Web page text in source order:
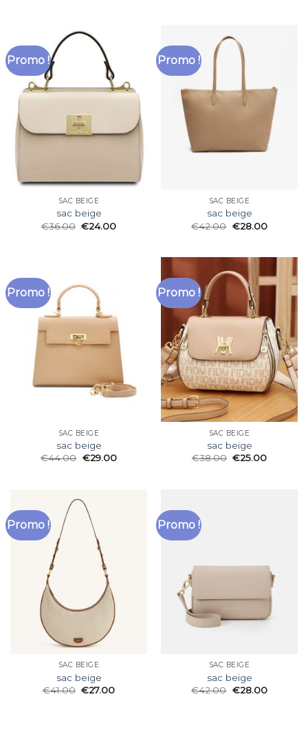
Promo !
SAC BEIGE
sac beige
€36.00 €24.00
Promo !
SAC BEIGE
sac beige
€42.00 €28.00
Promo !
SAC BEIGE
sac beige
€44.00 €29.00
Promo !
SAC BEIGE
sac beige
€38.00 €25.00
Promo !
SAC BEIGE
sac beige
€41.00 €27.00
Promo !
SAC BEIGE
sac beige
€42.00 €28.00